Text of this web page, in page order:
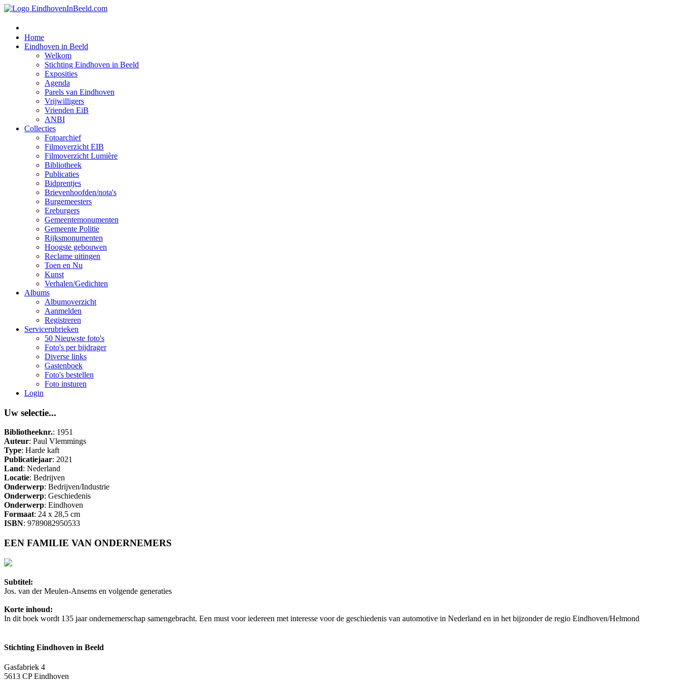
Home
Eindhoven in Beeld
Welkom
Stichting Eindhoven in Beeld
Exposities
Agenda
Parels van Eindhoven
Vrijwilligers
Vrienden EiB
ANBI
Collecties
Fotoarchief
Filmoverzicht EIB
Filmoverzicht Lumière
Bibliotheek
Publicaties
Bidprentjes
Brievenhoofden/nota's
Burgemeesters
Ereburgers
Gemeentemonumenten
Gemeente Politie
Rijksmonumenten
Hoogste gebouwen
Reclame uitingen
Toen en Nu
Kunst
Verhalen/Gedichten
Albums
Albumoverzicht
Aanmelden
Registreren
Servicerubrieken
50 Nieuwste foto's
Foto's per bijdrager
Diverse links
Gastenboek
Foto's bestellen
Foto insturen
Login
Uw selectie...
Bibliotheeknr.: 1951
Auteur: Paul Vlemmings
Type: Harde kaft
Publicatiejaar: 2021
Land: Nederland
Locatie: Bedrijven
Onderwerp: Bedrijven/Industrie
Onderwerp: Geschiedenis
Onderwerp: Eindhoven
Formaat: 24 x 28,5 cm
ISBN: 9789082950533
EEN FAMILIE VAN ONDERNEMERS
Subtitel:
Jos. van der Meulen-Ansems en volgende generaties
Korte inhoud:
In dit boek wordt 135 jaar ondernemerschap samengebracht. Een must voor iedereen met interesse voor de geschiedenis van automotive in Nederland en in het bijzonder de regio Eindhoven/Helmond
Stichting Eindhoven in Beeld
Gasfabriek 4
5613 CP Eindhoven